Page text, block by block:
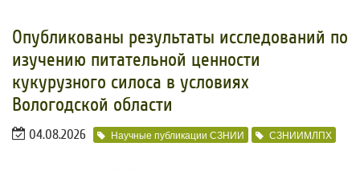
Опубликованы результаты исследований по
изучению питательной ценности
кукурузного силоса в условиях
Вологодской области
04.08.2026 Научные публикации СЗНИИ СЗНИИМЛПХ